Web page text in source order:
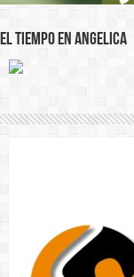
El Tiempo en Angelica